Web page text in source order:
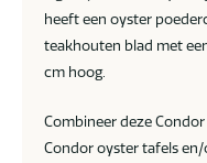
heeft een oyster
teakhouten blad met
cm hoog.
Combineer deze
Condor oyster tafels